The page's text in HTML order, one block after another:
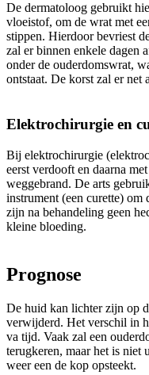
De dermatoloog gebruikt
vloeistof, om de wrat met
stippen. Hierdoor bevriest
zal er binnen enkele dagen
onder de ouderdomswrat,
ontstaat. De korst zal er net
Elektrochirurgie en
Bij elektrochirurgie
eerst verdooft en daarna
weggebrand. De arts
instrument (een curette) om
zijn na behandeling geen
kleine bloeding.
Prognose
De huid kan lichter zijn op
verwijderd. Het verschil in
va tijd. Vaak zal een
terugkeren, maar het is niet
weer een de kop opsteekt.